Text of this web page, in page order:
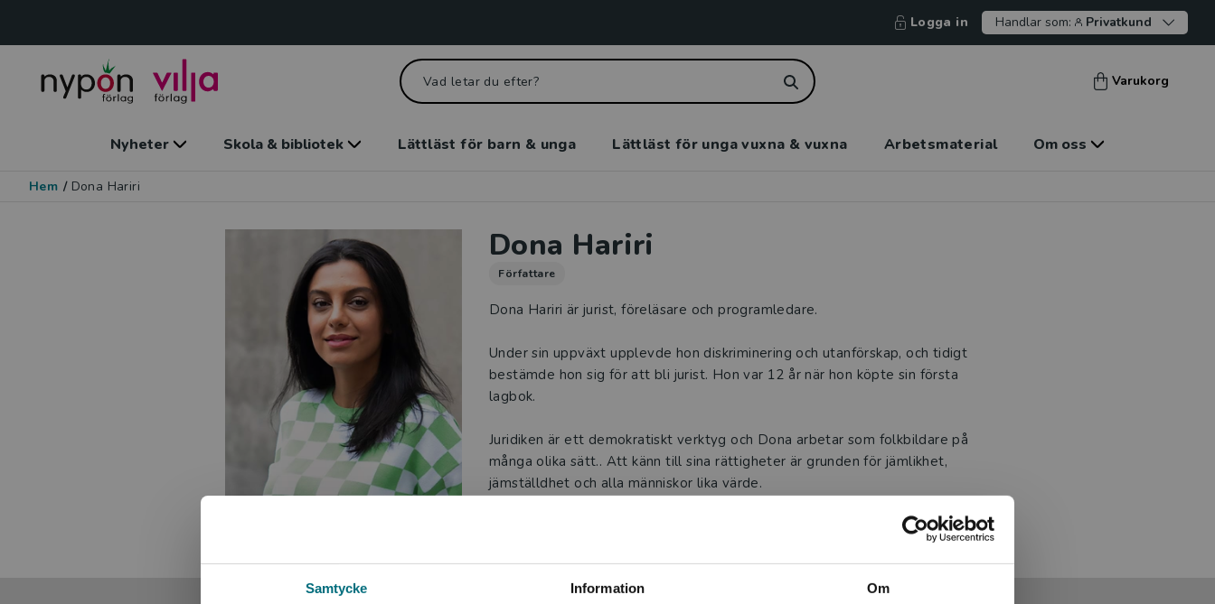
Samtycke Information Om
Begränsad fraktregion
Logga in Handlar som: Privatkund
Varukorg
Nyheter Skola & bibliotek Lättläst för barn & unga Lättläst för unga vuxna & vuxna Arbetsmaterial Om oss
Hem / Dona Hariri
Dona Hariri
Författare
Dona Hariri är jurist, föreläsare och programledare.
Under sin uppväxt upplevde hon diskriminering och utanförskap, och tidigt
bestämde hon sig för att bli jurist. Hon var 12 år när hon köpte sin första
lagbok.
Juridiken är ett demokratiskt verktyg och Dona arbetar som folkbildare på
många olika sätt.. Att känn till sina rättigheter är grunden för jämlikhet,
jämställdhet och alla människor lika värde.